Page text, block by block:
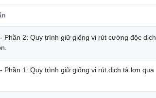
Phần 2: Quy trình giữ giống vi rút cường độc dịch
Phần 1: Quy trình giữ giống vi rút dịch tả lợn qua